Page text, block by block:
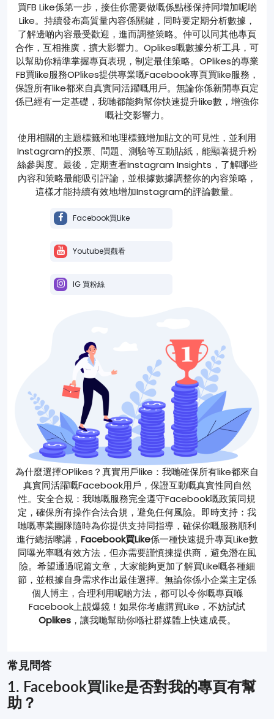
買FB Like係第一步，接住你需要做嘅係點樣保持同增加呢啲
Like。持續發布高質量內容係關鍵，同時要定期分析數據，
了解邊啲內容最受歡迎，進而調整策略。仲可以同其他專頁
合作，互相推廣，擴大影響力。Oplikes嘅數據分析工具，可
以幫助你精準掌握專頁表現，制定最佳策略。OPlikes的專業
FB買like服務OPlikes提供專業嘅Facebook專頁買like服務，
保證所有like都來自真實同活躍嘅用戶。無論你係新開專頁定
係已經有一定基礎，我哋都能夠幫你快速提升like數，增強你
嘅社交影響力。
使用相關的主題標籤和地理標籤增加貼文的可見性，並利用
Instagram的投票、問題、測驗等互動貼紙，能顯著提升粉
絲參與度。最後，定期查看Instagram Insights，了解哪些
內容和策略最能吸引評論，並根據數據調整你的內容策略，
這樣才能持續有效地增加Instagram的評論數量。
Facebook買Like
Youtube買觀看
IG 買粉絲
為什麼選擇OPlikes？真實用戶like：我哋確保所有like都來自
真實同活躍嘅Facebook用戶，保證互動嘅真實性同自然
性。安全合規：我哋嘅服務完全遵守Facebook嘅政策同規
定，確保所有操作合法合規，避免任何風險。即時支持：我
哋嘅專業團隊隨時為你提供支持同指導，確保你嘅服務順利
進行總括嚟講， Facebook買Like係一種快速提升專頁Like數
同曝光率嘅有效方法，但亦需要謹慎揀提供商，避免潛在風
險。希望通過呢篇文章，大家能夠更加了解買Like嘅各種細
節，並根據自身需求作出最佳選擇。無論你係小企業主定係
個人博主，合理利用呢啲方法，都可以令你嘅專頁喺
Facebook上靚爆鏡！如果你考慮購買Like，不妨試試
Oplikes，讓我哋幫助你喺社群媒體上快速成長。
常見問答
1. Facebook買like是否對我的專頁有幫
助？